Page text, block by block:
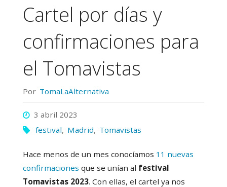
Cartel por días y
confirmaciones para
el Tomavistas
Por TomaLaAlternativa
3 abril 2023
festival, Madrid, Tomavistas
Hace menos de un mes conocíamos 11 nuevas
confirmaciones que se unían al festival
Tomavistas 2023. Con ellas, el cartel ya nos